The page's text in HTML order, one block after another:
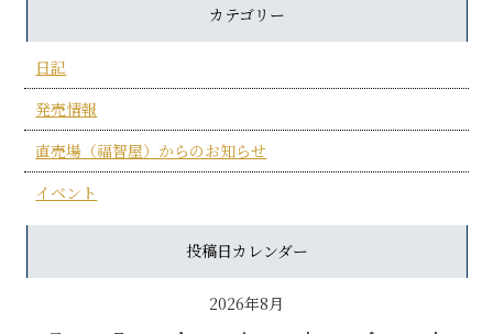
カテゴリー
日記
発売情報
直売場（福智屋）からのお知らせ
イベント
投稿日カレンダー
2026年8月